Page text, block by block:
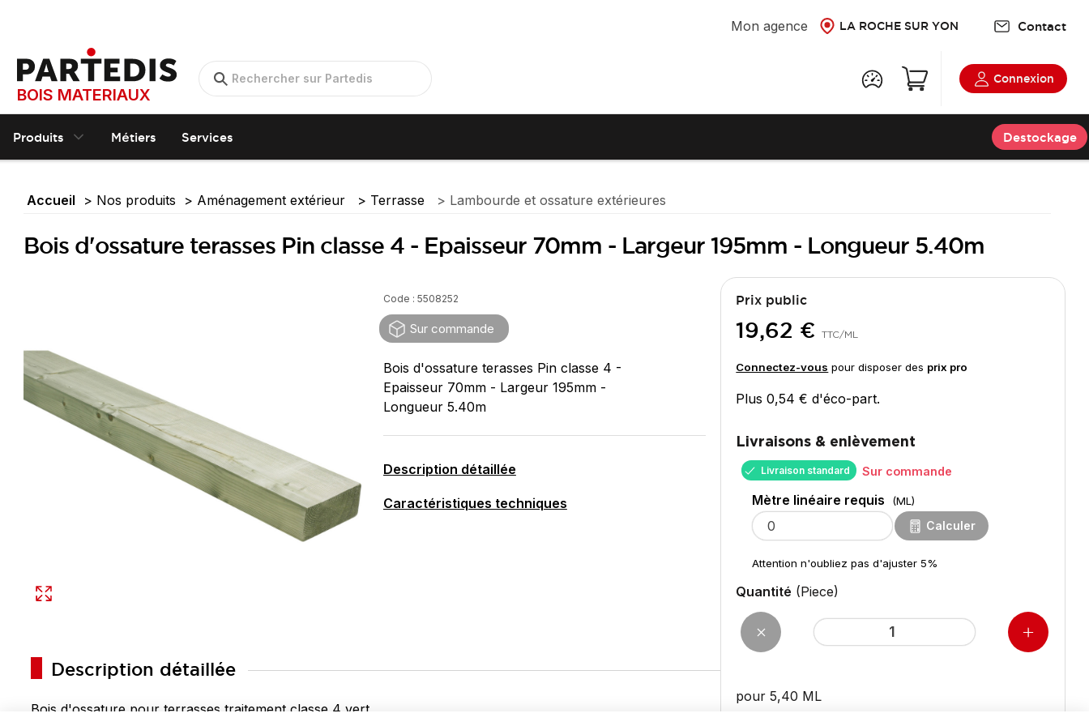
Mon agence LA ROCHE SUR YON Contact
BOIS MATERIAUX
Connexion
Produits Métiers Services Destockage
Accueil Nos produits Aménagement extérieur Terrasse Lambourde et ossature extérieures
Bois d'ossature terasses Pin classe 4 - Epaisseur 70mm - Largeur 195mm - Longueur 5.40m
Code : 5508252
Sur commande
Bois d'ossature terasses Pin classe 4 -
Epaisseur 70mm - Largeur 195mm -
Longueur 5.40m
Description détaillée
Caractéristiques techniques
Description détaillée
Bois d'ossature pour terrasses traitement classe 4 vert.
Prix public
19,62 € TTC/ML
Connectez-vous pour disposer des prix pro
Plus 0,54 € d'éco-part.
Livraisons & enlèvement
Livraison standard Sur commande
Mètre linéaire requis (ML)
Calculer
Attention n'oubliez pas d'ajuster 5%
Quantité (Piece)
pour 5,40 ML